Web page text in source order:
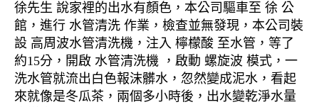
徐先生 說家裡的出水有顏色，本公司驅車至 徐 公
館，進行 水管清洗 作業，檢查並無發現，本公司裝
設 高周波水管清洗機，注入 檸檬酸 至水管，等了
約15分，開啟 水管清洗機 ，啟動 螺旋波 模式，一
洗水管就流出白色報沫髒水，忽然變成泥水，看起
來就像是冬瓜茶，兩個多小時後，出水變乾淨水量